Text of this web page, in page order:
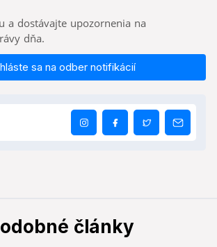
a dostávajte upozornenia na
dňa.
sa na odber notifikácií
články